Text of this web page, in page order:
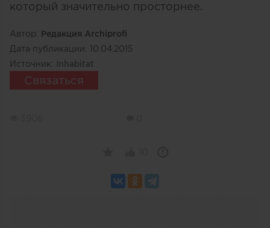
который значительно просторнее.
Автор: Редакция Archiprofi
Дата публикации: 10.04.2015
Источник: Inhabitat
Связаться